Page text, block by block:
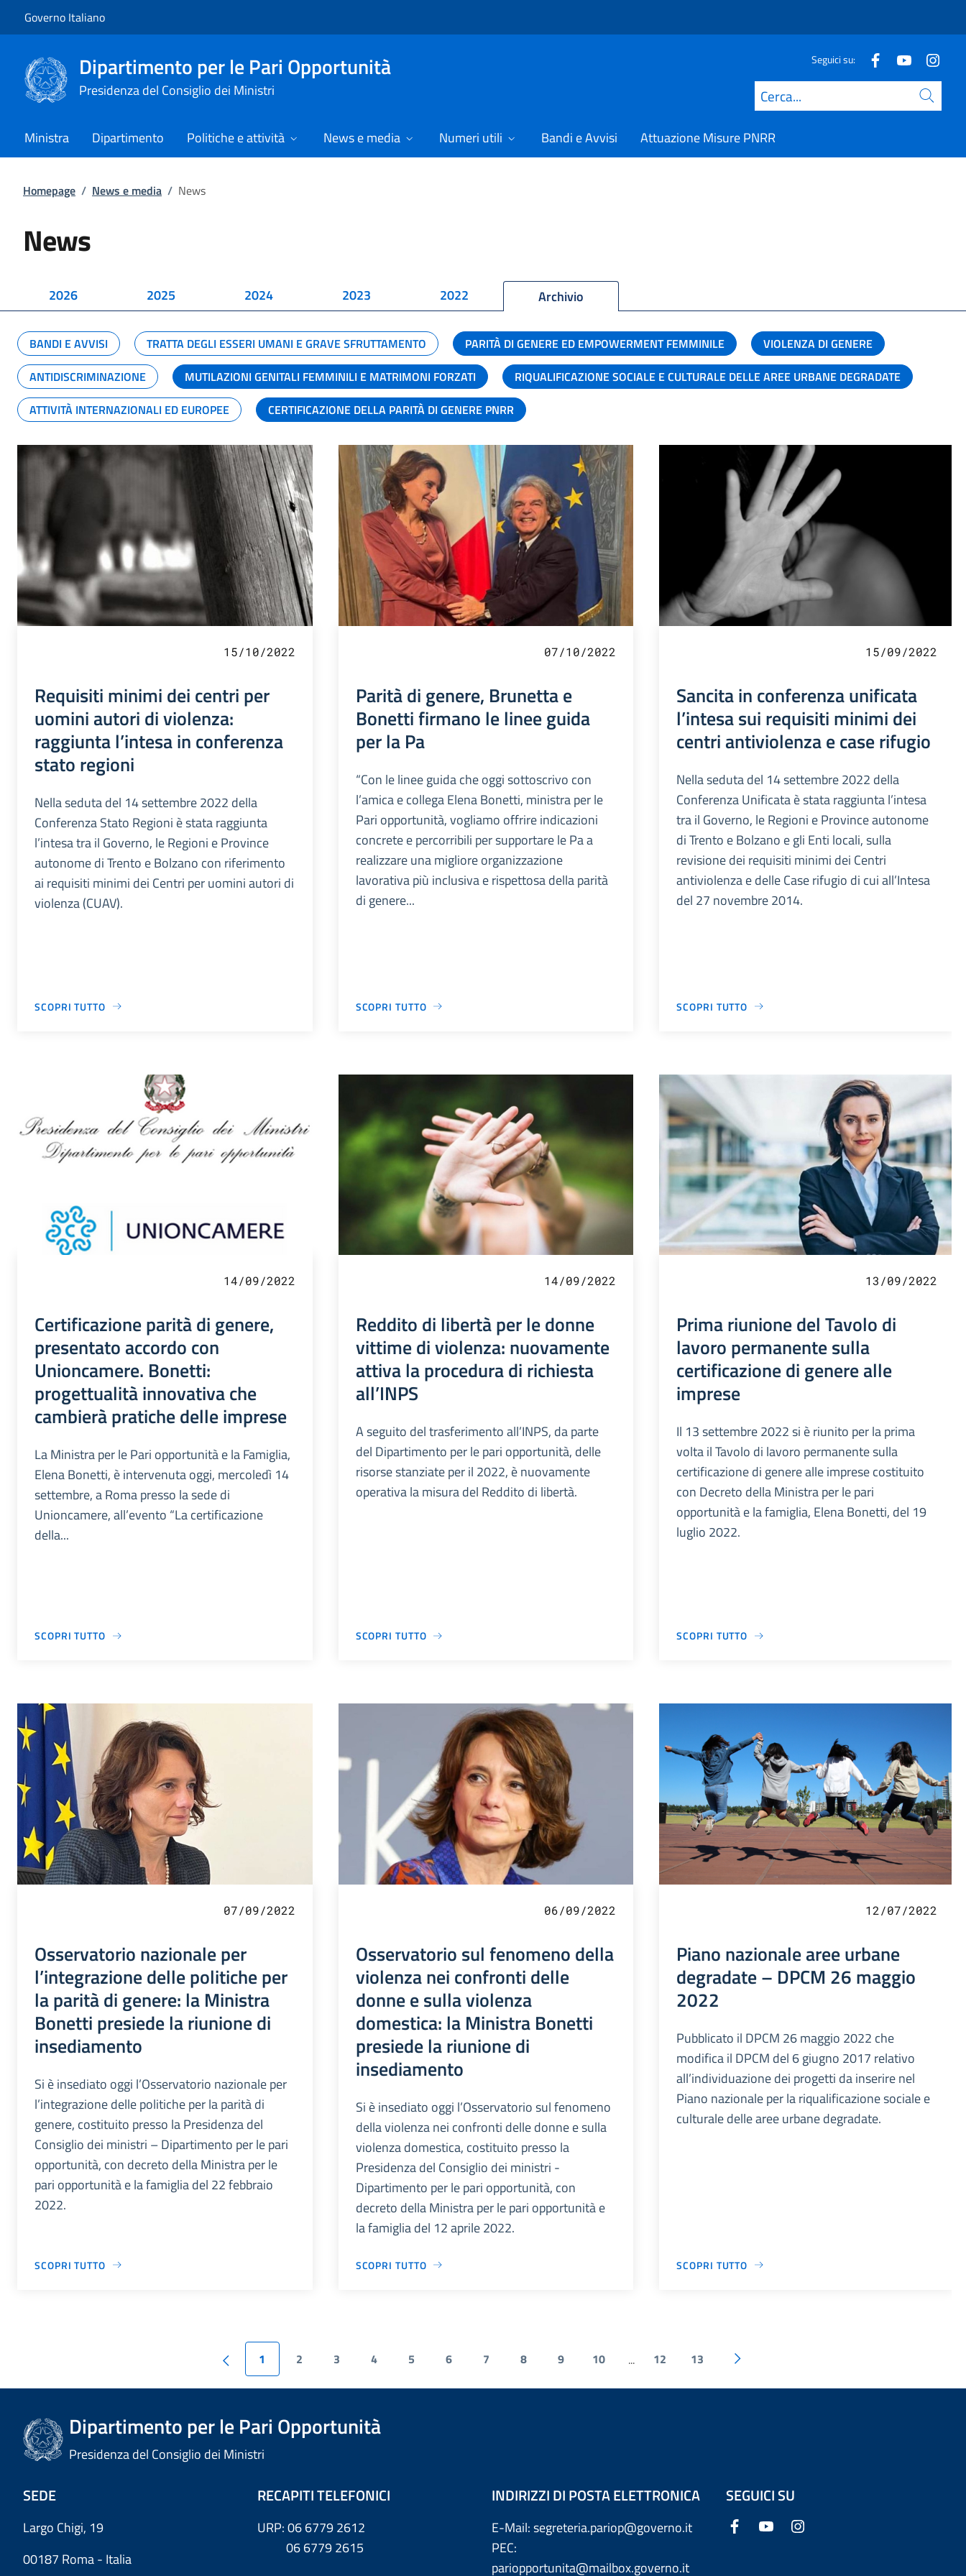
Governo Italiano
Dipartimento per le Pari Opportunità
Presidenza del Consiglio dei Ministri
Seguici su:
Cerca
Ministra Dipartimento Politiche e attività News e media Numeri utili Bandi e Avvisi Attuazione Misure PNRR
Homepage / News e media / News
News
2026 2025 2024 2023 2022 Archivio
BANDI E AVVISI TRATTA DEGLI ESSERI UMANI E GRAVE SFRUTTAMENTO PARITÀ DI GENERE ED EMPOWERMENT FEMMINILE
VIOLENZA DI GENERE
ANTIDISCRIMINAZIONE
MUTILAZIONI GENITALI FEMMINILI E MATRIMONI FORZATI
RIQUALIFICAZIONE SOCIALE E CULTURALE DELLE AREE URBANE DEGRADATE
ATTIVITÀ INTERNAZIONALI ED EUROPEE
CERTIFICAZIONE DELLA PARITÀ DI GENERE PNRR
15/10/2022
Requisiti minimi dei centri per
uomini autori di violenza:
raggiunta l’intesa in conferenza
stato regioni
Nella seduta del 14 settembre 2022 della
Conferenza Stato Regioni è stata raggiunta
l’intesa tra il Governo, le Regioni e Province
autonome di Trento e Bolzano con riferimento
ai requisiti minimi dei Centri per uomini autori di
violenza (CUAV).
SCOPRI TUTTO
07/10/2022
Parità di genere, Brunetta e
Bonetti firmano le linee guida
per la Pa
“Con le linee guida che oggi sottoscrivo con
l’amica e collega Elena Bonetti, ministra per le
Pari opportunità, vogliamo offrire indicazioni
concrete e percorribili per supportare le Pa a
realizzare una migliore organizzazione
lavorativa più inclusiva e rispettosa della parità
di genere...
SCOPRI TUTTO
15/09/2022
Sancita in conferenza unificata
l’intesa sui requisiti minimi dei
centri antiviolenza e case rifugio
Nella seduta del 14 settembre 2022 della
Conferenza Unificata è stata raggiunta l’intesa
tra il Governo, le Regioni e Province autonome
di Trento e Bolzano e gli Enti locali, sulla
revisione dei requisiti minimi dei Centri
antiviolenza e delle Case rifugio di cui all’Intesa
del 27 novembre 2014.
SCOPRI TUTTO
14/09/2022
Certificazione parità di genere,
presentato accordo con
Unioncamere. Bonetti:
progettualità innovativa che
cambierà pratiche delle imprese
La Ministra per le Pari opportunità e la Famiglia,
Elena Bonetti, è intervenuta oggi, mercoledì 14
settembre, a Roma presso la sede di
Unioncamere, all’evento “La certificazione
della...
SCOPRI TUTTO
14/09/2022
Reddito di libertà per le donne
vittime di violenza: nuovamente
attiva la procedura di richiesta
all’INPS
A seguito del trasferimento all’INPS, da parte
del Dipartimento per le pari opportunità, delle
risorse stanziate per il 2022, è nuovamente
operativa la misura del Reddito di libertà.
SCOPRI TUTTO
13/09/2022
Prima riunione del Tavolo di
lavoro permanente sulla
certificazione di genere alle
imprese
Il 13 settembre 2022 si è riunito per la prima
volta il Tavolo di lavoro permanente sulla
certificazione di genere alle imprese costituito
con Decreto della Ministra per le pari
opportunità e la famiglia, Elena Bonetti, del 19
luglio 2022.
SCOPRI TUTTO
07/09/2022
Osservatorio nazionale per
l’integrazione delle politiche per
la parità di genere: la Ministra
Bonetti presiede la riunione di
insediamento
Si è insediato oggi l’Osservatorio nazionale per
l’integrazione delle politiche per la parità di
genere, costituito presso la Presidenza del
Consiglio dei ministri – Dipartimento per le pari
opportunità, con decreto della Ministra per le
pari opportunità e la famiglia del 22 febbraio
2022.
SCOPRI TUTTO
06/09/2022
Osservatorio sul fenomeno della
violenza nei confronti delle
donne e sulla violenza
domestica: la Ministra Bonetti
presiede la riunione di
insediamento
Si è insediato oggi l’Osservatorio sul fenomeno
della violenza nei confronti delle donne e sulla
violenza domestica, costituito presso la
Presidenza del Consiglio dei ministri -
Dipartimento per le pari opportunità, con
decreto della Ministra per le pari opportunità e
la famiglia del 12 aprile 2022.
SCOPRI TUTTO
12/07/2022
Piano nazionale aree urbane
degradate – DPCM 26 maggio
2022
Pubblicato il DPCM 26 maggio 2022 che
modifica il DPCM del 6 giugno 2017 relativo
all’individuazione dei progetti da inserire nel
Piano nazionale per la riqualificazione sociale e
culturale delle aree urbane degradate.
SCOPRI TUTTO
1 2 3 4 5 6 7 8 9 10 ... 12 13
Dipartimento per le Pari Opportunità
Presidenza del Consiglio dei Ministri
SEDE
Largo Chigi, 19
00187 Roma - Italia
RECAPITI TELEFONICI
URP: 06 6779 2612
06 6779 2615
INDIRIZZI DI POSTA ELETTRONICA
E-Mail: segreteria.pariop@governo.it
PEC:
pariopportunita@mailbox.governo.it
SEGUICI SU